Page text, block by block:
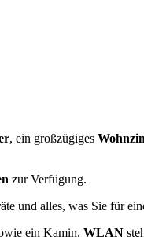
, ein großzügiges
zur Verfügung.
und alles, was Sie für
ein Kamin. WLAN